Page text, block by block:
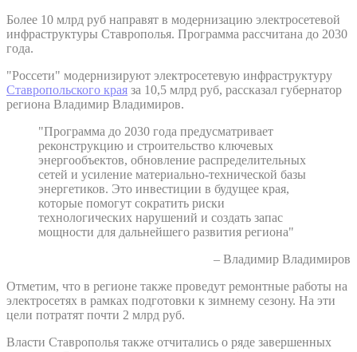
Более 10 млрд руб направят в модернизацию электросетевой
инфраструктуры Ставрополья. Программа рассчитана до 2030
года.
"Россети" модернизируют электросетевую инфраструктуру
Ставропольского края за 10,5 млрд руб, рассказал губернатор
региона Владимир Владимиров.
"Программа до 2030 года предусматривает
реконструкцию и строительство ключевых
энергообъектов, обновление распределительных
сетей и усиление материально-технической базы
энергетиков. Это инвестиции в будущее края,
которые помогут сократить риски
технологических нарушений и создать запас
мощности для дальнейшего развития региона"
– Владимир Владимиров
Отметим, что в регионе также проведут ремонтные работы на
электросетях в рамках подготовки к зимнему сезону. На эти
цели потратят почти 2 млрд руб.
Власти Ставрополья также отчитались о ряде завершенных